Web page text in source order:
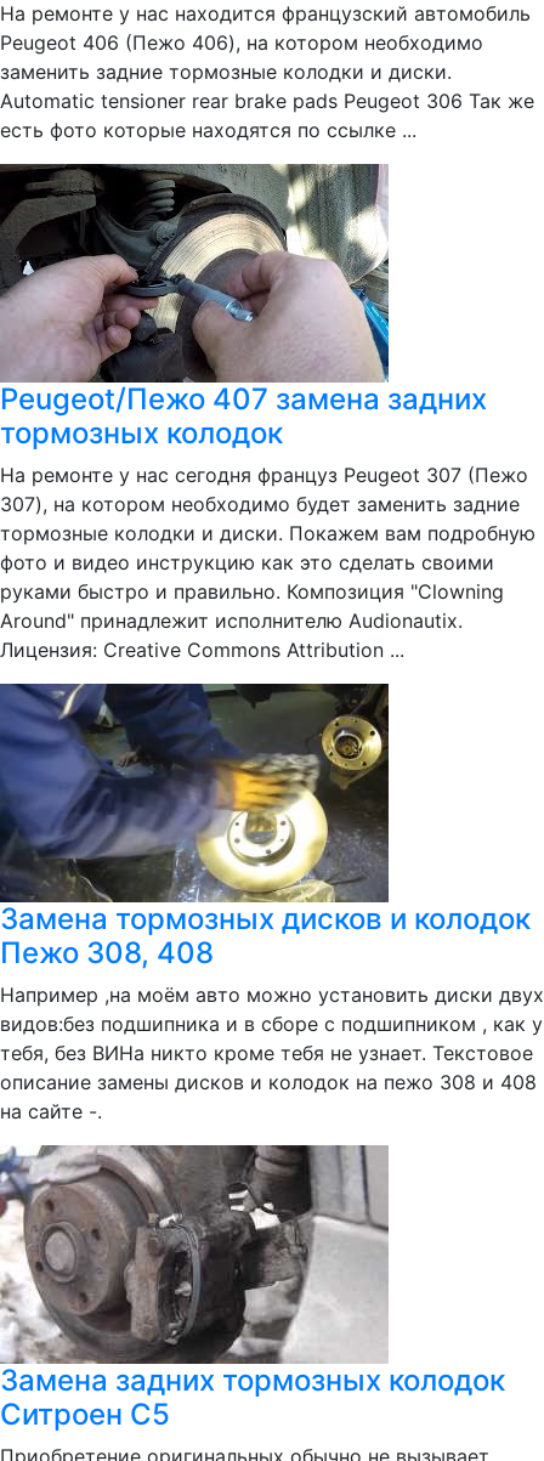
На ремонте у нас находится французский автомобиль
Peugeot 406 (Пежо 406), на котором необходимо
заменить задние тормозные колодки и диски.
Automatic tensioner rear brake pads Peugeot 306 Так же
есть фото которые находятся по ссылке ...
Peugeot/Пежо 407 замена задних
тормозных колодок
На ремонте у нас сегодня француз Peugeot 307 (Пежо
307), на котором необходимо будет заменить задние
тормозные колодки и диски. Покажем вам подробную
фото и видео инструкцию как это сделать своими
руками быстро и правильно. Композиция "Clowning
Around" принадлежит исполнителю Audionautix.
Лицензия: Creative Commons Attribution ...
Замена тормозных дисков и колодок
Пежо 308, 408
Например ,на моём авто можно установить диски двух
видов:без подшипника и в сборе с подшипником , как у
тебя, без ВИНа никто кроме тебя не узнает. Текстовое
описание замены дисков и колодок на пежо 308 и 408
на сайте -.
Замена задних тормозных колодок
Ситроен С5
Приобретение оригинальных обычно не вызывает